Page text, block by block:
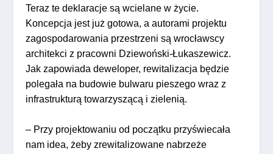
Teraz te deklaracje są wcielane w życie.
Koncepcja jest już gotowa, a autorami projektu
zagospodarowania przestrzeni są wrocławscy
architekci z pracowni Dziewoński-Łukaszewicz.
Jak zapowiada deweloper, rewitalizacja będzie
polegała na budowie bulwaru pieszego wraz z
infrastrukturą towarzyszącą i zielenią.
– Przy projektowaniu od początku przyświecała
nam idea, żeby zrewitalizowane nabrzeże